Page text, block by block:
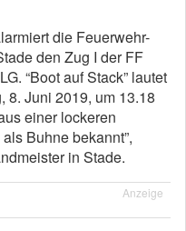
die Feuerwehr-
den Zug I der FF
“Boot auf Stack” lautet
8. Juni 2019, um 13.18
einer lockeren
Buhne bekannt”,
in Stade.
Anzeige